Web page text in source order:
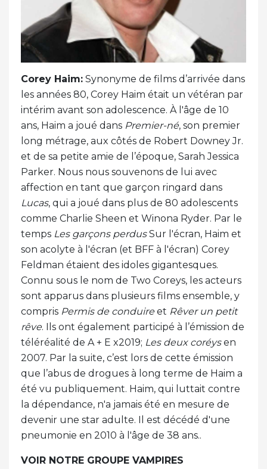
Corey Haim: Synonyme de films d’arrivée dans
les années 80, Corey Haim était un vétéran par
intérim avant son adolescence. À l'âge de 10
ans, Haim a joué dans Premier-né, son premier
long métrage, aux côtés de Robert Downey Jr.
et de sa petite amie de l’époque, Sarah Jessica
Parker. Nous nous souvenons de lui avec
affection en tant que garçon ringard dans
Lucas, qui a joué dans plus de 80 adolescents
comme Charlie Sheen et Winona Ryder. Par le
temps Les garçons perdusSur l'écran, Haim et
son acolyte à l'écran (et BFF à l'écran) Corey
Feldman étaient des idoles gigantesques.
Connu sous le nom de Two Coreys, les acteurs
sont apparus dans plusieurs films ensemble, y
compris Permis de conduireet Rêver un petit
rêve. Ils ont également participé à l’émission de
téléréalité de A + E x2019; Les deux coréysen
2007. Par la suite, c’est lors de cette émission
que l’abus de drogues à long terme de Haim a
été vu publiquement. Haim, qui luttait contre
la dépendance, n'a jamais été en mesure de
devenir une star adulte. Il est décédé d'une
pneumonie en 2010 à l'âge de 38 ans..
VOIR NOTRE GROUPE VAMPIRES